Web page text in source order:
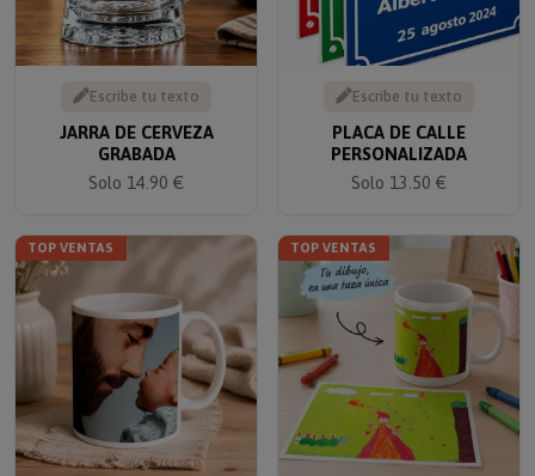
Escribe tu texto
JARRA DE CERVEZA
GRABADA
Solo 14.90 €
Escribe tu texto
PLACA DE CALLE
PERSONALIZADA
Solo 13.50 €
TOP VENTAS TOP VENTAS